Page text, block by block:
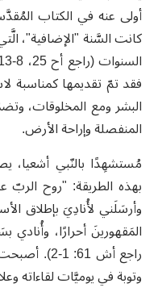
كانت السَّنة "الإضافية"،
فقد تمّ تقديمها كمناسبة
البشر ومع المخلوقات،
المنفصلة وإراحة الأرض.
مُستشهِدًا بالنّبي أشعيا،
بهذه الطريقة: "روح
وأرسَلَني لأُنادِيَ بإطلاق
راجع أش
وتوبة في يوميَّات لقاءاته